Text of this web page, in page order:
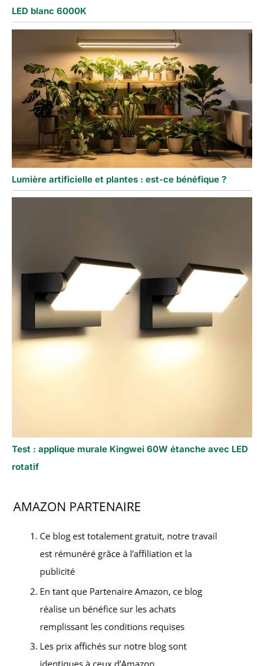
LED blanc 6000K
Lumière artificielle et plantes : est-ce bénéfique ?
Test : applique murale Kingwei 60W étanche avec LED
rotatif